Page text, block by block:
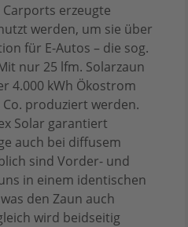
erzeugte
werden, um sie über
für E-Autos – die sog.
nur 25 lfm. Solarzaun
4.000 kWh Ökostrom
produziert werden.
Solar garantiert
auch bei diffusem
sind Vorder- und
in einem identischen
den Zaun auch
wird beidseitig